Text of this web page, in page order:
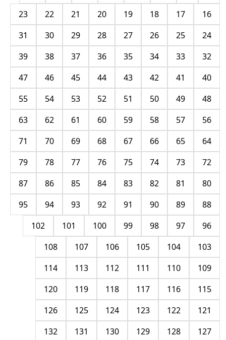
16
17
18
19
20
21
22
23
24
25
26
27
28
29
30
31
32
33
34
35
36
37
38
39
40
41
42
43
44
45
46
47
48
49
50
51
52
53
54
55
56
57
58
59
60
61
62
63
64
65
66
67
68
69
70
71
72
73
74
75
76
77
78
79
80
81
82
83
84
85
86
87
88
89
90
91
92
93
94
95
96
97
98
99
100
101
102
103
104
105
106
107
108
109
110
111
112
113
114
115
116
117
118
119
120
121
122
123
124
125
126
127
128
129
130
131
132